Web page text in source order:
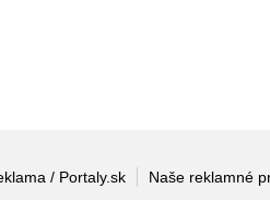
/ Portaly.sk Naše reklamné